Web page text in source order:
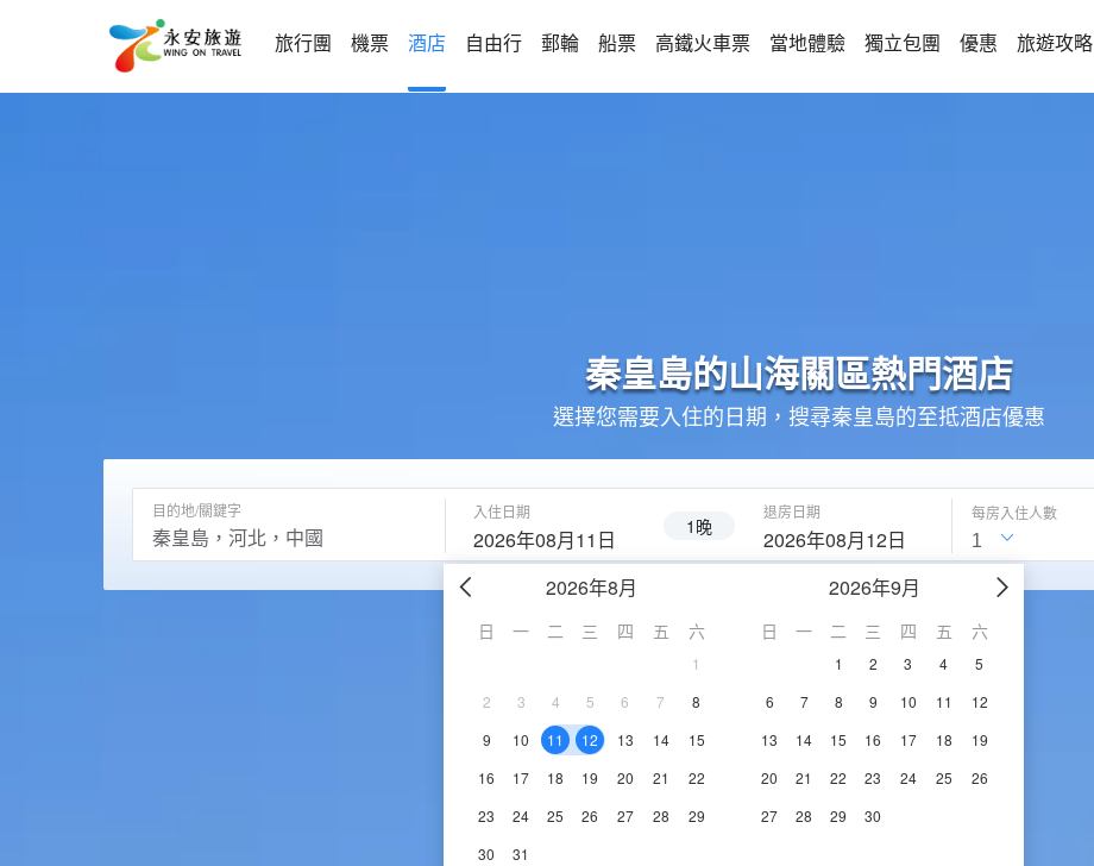
旅行團 機票 酒店 自由行 郵輪 船票 高鐵火車票 當地體驗 獨立包團 優惠 旅遊攻略
秦皇島的山海關區熱門酒店
選擇您需要入住的日期，搜尋秦皇島的至抵酒店優惠
目的地/關鍵字 入住日期
2026年08月11日 1晚
退房日期
2026年08月12日
2026年8月
日 一 二 三 四 五 六
1
2
3 4 5 6 7
8
9
10 11 12 13 14
15
16
17 18 19 20 21
22
23
24 25 26 27 28
29
30
31
2026年9月
日 一 二 三 四 五 六
1 2 3 4
5
6
7 8 9 10 11
12
13
14 15 16 17 18
19
20
21 22 23 24 25
26
27
28 29 30
每房入住人數